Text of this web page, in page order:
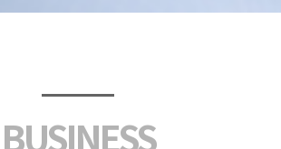
BUSINESS